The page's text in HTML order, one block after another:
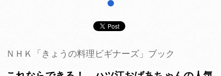
ＮＨＫ「きょうの料理ビギナーズ」ブック